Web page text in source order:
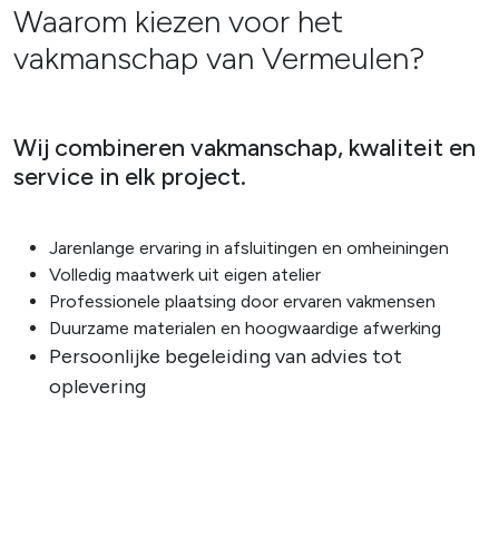
Waarom kiezen voor het
vakmanschap van Vermeulen?
Wij combineren vakmanschap, kwaliteit en
service in elk project.
Jarenlange ervaring in afsluitingen en omheiningen
Volledig maatwerk uit eigen atelier
Professionele plaatsing door ervaren vakmensen
Duurzame materialen en hoogwaardige afwerking
Persoonlijke begeleiding van advies tot
oplevering